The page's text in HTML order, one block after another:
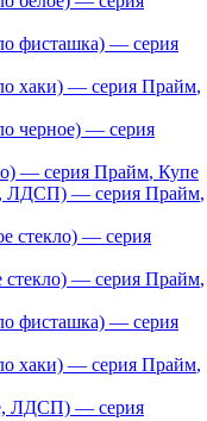
фисташка) — серия
хаки) — серия Прайм,
черное) — серия
— серия Прайм, Купе
ЛДСП) — серия Прайм,
стекло) — серия
— серия Прайм,
фисташка) — серия
хаки) — серия Прайм,
ЛДСП) — серия